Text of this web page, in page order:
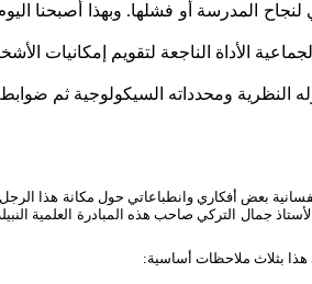
المدرسة أو فشلها. وبهذا أصبحنا
الأداة الناجعة لتقويم
النظرية ومحدداته السيكولوجية ثم
بعض أفكاري وانطباعاتي حول مكانة هذا
جمال التركي صاحب هذه المبادرة العلمية
هذا بثلاث ملاحظات أساسية: